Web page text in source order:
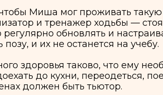
здоровья таково, что ему
до кухни, переодеться, поесть
должен быть тьютор.
но он очень общительный
как и все малыши, он
возможность выбирать не
кнопки позволяют ответить
больше способов влиять на то,